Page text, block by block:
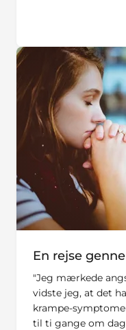
En rejse
"Jeg mærkede
vidste jeg, at det
krampe-
til ti gange om